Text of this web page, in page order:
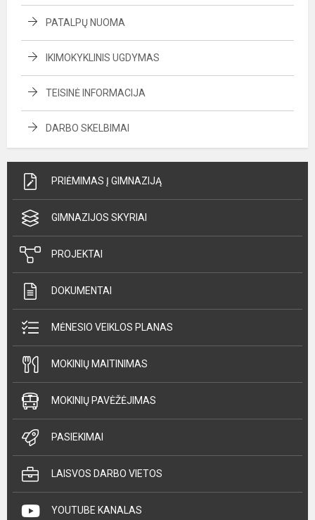
PATALPŲ NUOMA
IKIMOKYKLINIS UGDYMAS
TEISINĖ INFORMACIJA
DARBO SKELBIMAI
PRIĖMIMAS Į GIMNAZIJĄ
GIMNAZIJOS SKYRIAI
PROJEKTAI
DOKUMENTAI
MĖNESIO VEIKLOS PLANAS
MOKINIŲ MAITINIMAS
MOKINIŲ PAVĖŽĖJIMAS
PASIEKIMAI
LAISVOS DARBO VIETOS
YOUTUBE KANALAS